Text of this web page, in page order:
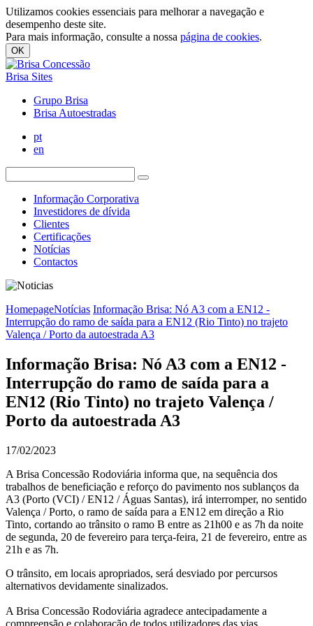
Utilizamos cookies essenciais para melhorar a navegação e
desempenho deste site.
Para mais informação, consulte a nossa página de cookies.
OK
Brisa Sites
Grupo Brisa
Brisa Autoestradas
pt
en
Informação Corporativa
Investidores de dívida
Clientes
Certificações
Notícias
Contactos
HomepageNotícias Informação Brisa: Nó A3 com a EN12 -
Interrupção do ramo de saída para a EN12 (Rio Tinto) no trajeto
Valença / Porto da autoestrada A3
Informação Brisa: Nó A3 com a EN12 -
Interrupção do ramo de saída para a
EN12 (Rio Tinto) no trajeto Valença /
Porto da autoestrada A3
17/02/2023
A Brisa Concessão Rodoviária informa que, na sequência dos
trabalhos de beneficiação e reforço do pavimento nos sublanços da
A3 (Porto (VCI) / EN12 / Águas Santas), irá interromper, no sentido
Valença / Porto, o ramo de saída para a EN12 em direção a Rio
Tinto, cortando ao trânsito o ramo B entre as 21h00 e as 7h da noite
de segunda, 20 de fevereiro para terça-feira, 21 de fevereiro, entre as
21h e as 7h.
O trânsito, em locais apropriados, será desviado por percursos
alternativos devidamente sinalizados.
A Brisa Concessão Rodoviária agradece antecipadamente a
compreensão e colaboração de todos utilizadores das vias